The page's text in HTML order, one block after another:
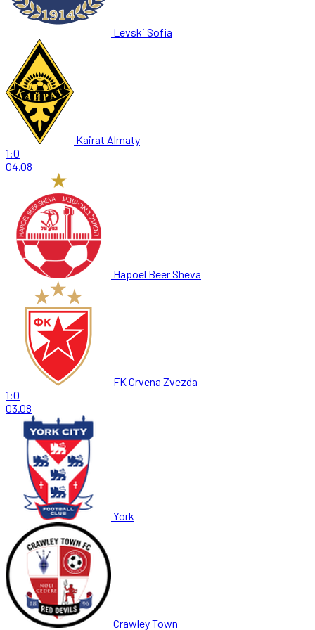
Levski Sofia
Kairat Almaty
1:0
04.08
Hapoel Beer Sheva
FK Crvena Zvezda
1:0
03.08
York
Crawley Town